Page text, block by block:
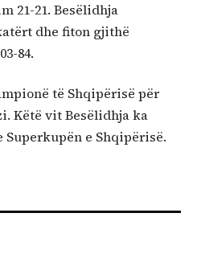
21-21. Besëlidhja
dhe fiton gjithë
84.
të Shqipërisë për
Këtë vit Besëlidhja ka
e Shqipërisë.